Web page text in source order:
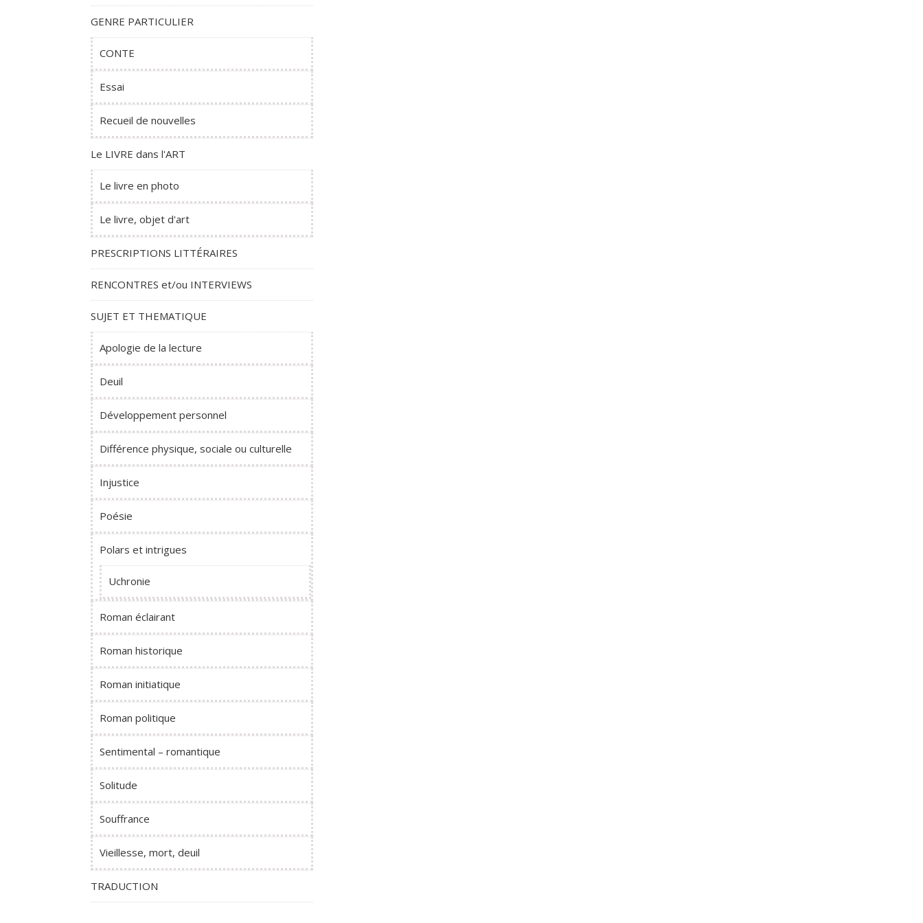
GENRE PARTICULIER
CONTE
Essai
Recueil de nouvelles
Le LIVRE dans l'ART
Le livre en photo
Le livre, objet d'art
PRESCRIPTIONS LITTÉRAIRES
RENCONTRES et/ou INTERVIEWS
SUJET ET THEMATIQUE
Apologie de la lecture
Deuil
Développement personnel
Différence physique, sociale ou culturelle
Injustice
Poésie
Polars et intrigues
Uchronie
Roman éclairant
Roman historique
Roman initiatique
Roman politique
Sentimental – romantique
Solitude
Souffrance
Vieillesse, mort, deuil
TRADUCTION